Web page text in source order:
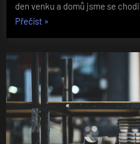
den venku a domů jsme se
Přečíst„Hřiště
děti
na
zahradě“
»